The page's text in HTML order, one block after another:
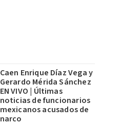
Caen Enrique Díaz Vega y
Gerardo Mérida Sánchez
EN VIVO | Últimas
noticias de funcionarios
mexicanos acusados de
narco